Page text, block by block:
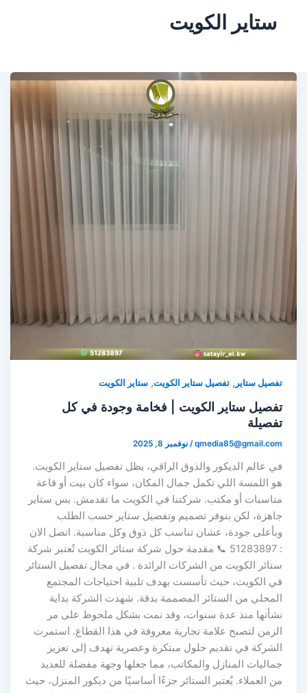
ستاير الكويت
تفصيل ستاير ,تفصيل ستاير الكويت,ستاير الكويت
تفصيل ستاير الكويت | فخامة وجودة في كل
تفصيلة
qmedia85@gmail.com
/نوفمبر 8, 2025
في عالم الديكور والذوق الراقي، يظل تفصيل ستاير الكويت.
هو اللمسة اللي تكمل جمال المكان، سواء كان بيت أو قاعة
مناسبات أو مكتب. شركتنا في الكويت ما تقدمش. بس ستاير
جاهزة، لكن بتوفر تصميم وتفصيل ستاير حسب الطلب
وبأعلى جودة، عشان تناسب كل ذوق وكل مناسبة. اتصل الان
: 51283897 📞 مقدمة حول شركة ستائر الكويت تُعتبر شركة
ستائر الكويت من الشركات الرائدة . في مجال تفصيل الستائر
في الكويت، حيث تأسست بهدف تلبية احتياجات المجتمع
المحلي من الستائر المصممة بدقة. شهدت الشركة بداية
نشأتها منذ عدة سنوات، وقد نمت بشكل ملحوظ على مر
الزمن لتصبح علامة تجارية معروفة في هذا القطاع. استمرت
الشركة في تقديم حلول مبتكرة وعصرية تهدف إلى تعزيز
جماليات المنازل والمكاتب، مما جعلها وجهة مفضلة للعديد
من العملاء. يُعتبر الستائر جزءًا أساسيًا من ديكور المنزل، حيث